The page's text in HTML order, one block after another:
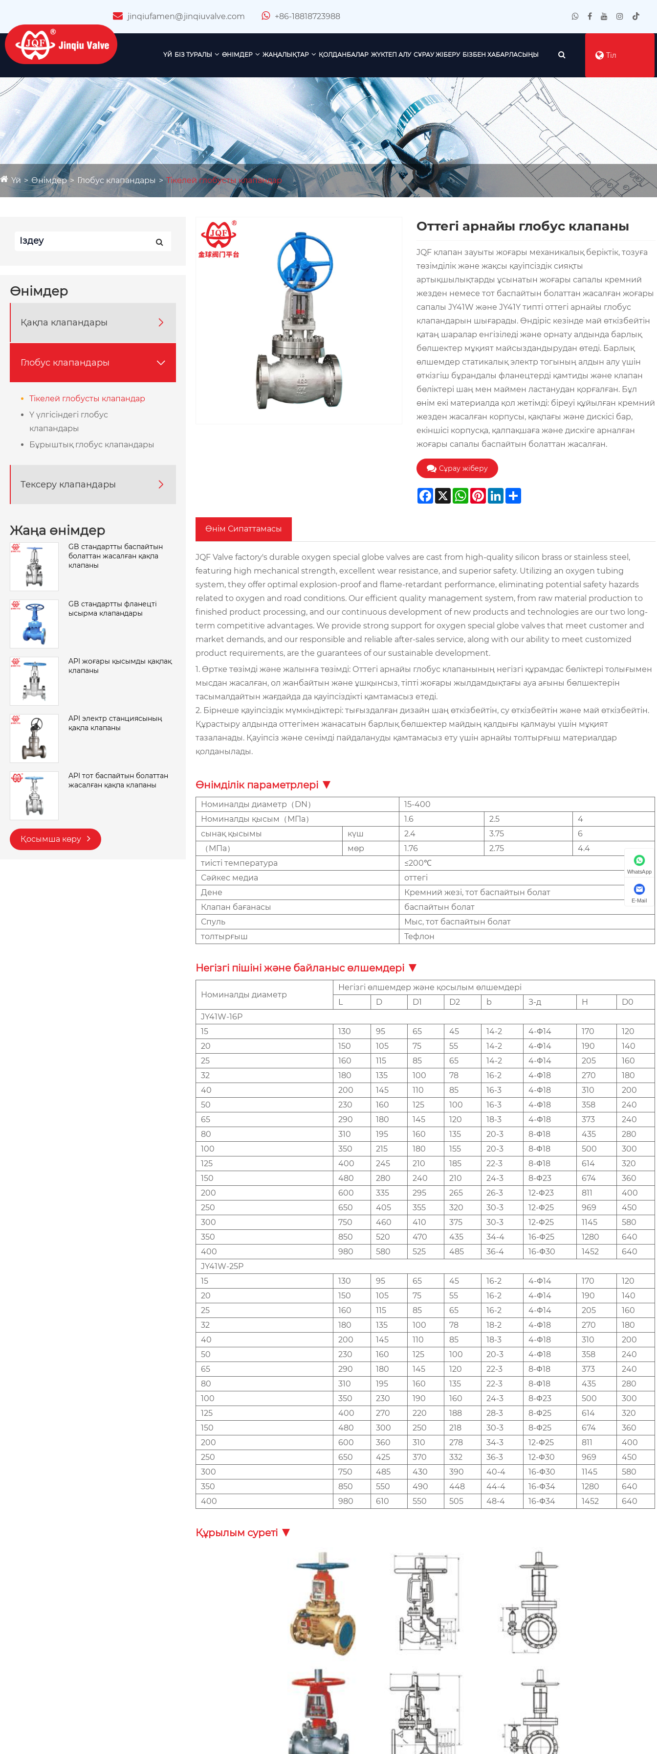
jinqiufamen@jinqiuvalve.com +86-18818723988
ҮЙ БІЗ ТУРАЛЫ ӨНІМДЕР ЖАҢАЛЫҚТАР ҚОЛДАНБАЛАР ЖҮКТЕП АЛУ СҰРАУ ЖІБЕРУ БІЗБЕН ХАБАРЛАСЫҢЫ Тіл
Үй Өнімдер Глобус клапандары Тікелей глобусты клапандар
Өнімдер
Қақпа клапандары 
Глобус клапандары 
Тікелей глобусты клапандар
Y үлгісіндегі глобус
клапандары
Бұрыштық глобус клапандары
Тексеру клапандары 
Жаңа өнімдер
GB стандартты баспайтын
болаттан жасалған қақпа
клапаны
GB стандартты фланецті
ысырма клапандары
API жоғары қысымды қақпақ
клапаны
API электр станциясының
қақпа клапаны
API тот баспайтын болаттан
жасалған қақпа клапаны
Қосымша көру
Оттегі арнайы глобус клапаны
JQF клапан зауыты жоғары механикалық беріктік, тозуға
төзімділік және жақсы қауіпсіздік сияқты
артықшылықтарды ұсынатын жоғары сапалы кремний
жезден немесе тот баспайтын болаттан жасалған жоғары
сапалы JY41W және JY41Y типті оттегі арнайы глобус
клапандарын шығарады. Өндіріс кезінде май өткізбейтін
қатаң шаралар енгізіледі және орнату алдында барлық
бөлшектер мұқият майсыздандырудан өтеді. Барлық
өлшемдер статикалық электр тогының алдын алу үшін
өткізгіш бұрандалы фланецтерді қамтиды және клапан
бөліктері шаң мен маймен ластанудан қорғалған. Бұл
өнім екі материалда қол жетімді: біреуі құйылған кремний
жезден жасалған корпусы, қақпағы және дискісі бар,
екіншісі корпусқа, қалпақшаға және дискіге арналған
жоғары сапалы баспайтын болаттан жасалған.
Сұрау жіберу
Facebook
X WhatsApp
Pinterest
LinkedIn
Share
Өнім Сипаттамасы
JQF Valve factory's durable oxygen special globe valves are cast from high-quality silicon brass or stainless steel,
featuring high mechanical strength, excellent wear resistance, and superior safety. Utilizing an oxygen tubing
system, they offer optimal explosion-proof and flame-retardant performance, eliminating potential safety hazards
related to oxygen and road conditions. Our efficient quality management system, from raw material production to
finished product processing, and our continuous development of new products and technologies are our two long-
term competitive advantages. We provide strong support for oxygen special globe valves that meet customer and
market demands, and our responsible and reliable after-sales service, along with our ability to meet customized
product requirements, are the guarantees of our sustainable development.
1. Өртке төзімді және жалынға төзімді: Оттегі арнайы глобус клапанының негізгі құрамдас бөліктері толығымен
мысдан жасалған, ол жанбайтын және ұшқынсыз, тіпті жоғары жылдамдықтағы ауа ағыны бөлшектерін
тасымалдайтын жағдайда да қауіпсіздікті қамтамасыз етеді.
2. Бірнеше қауіпсіздік мүмкіндіктері: тығыздалған дизайн шаң өткізбейтін, су өткізбейтін және май өткізбейтін.
Құрастыру алдында оттегімен жанасатын барлық бөлшектер майдың қалдығы қалмауы үшін мұқият
тазаланады. Қауіпсіз және сенімді пайдалануды қамтамасыз ету үшін арнайы толтырғыш материалдар
қолданылады.
Өнімділік параметрлері
Номиналды диаметр（DN）
15-400
Номиналды қысым（МПа）
1.6 2.5
4
сынақ қысымы
күш 2.4 3.75
6
（МПа）
мөр 1.76 2.75
4.4
тиісті температура
≤200℃
Сәйкес медиа
оттегі
Дене
Кремний жезі, тот баспайтын болат
Клапан бағанасы
баспайтын болат
Спуль
Мыс, тот баспайтын болат
толтырғыш
Тефлон
Негізгі пішіні және байланыс өлшемдері
Номиналды диаметр
Негізгі өлшемдер және қосылым өлшемдері
L
D D1 D2 b З-д H
D0
JY41W-16P
15
130 95 65 45 14-2 4-Φ14 170
120
20
150 105 75 55 14-2 4-Φ14 190
140
25
160 115 85 65 14-2 4-Φ14 205
160
32
180 135 100 78 16-2 4-Φ18 270
180
40
200 145 110 85 16-3 4-Φ18 310
200
50
230 160 125 100 16-3 4-Φ18 358
240
65
290 180 145 120 18-3 4-Φ18 373
240
80
310 195 160 135 20-3 8-Φ18 435
280
100
350 215 180 155 20-3 8-Φ18 500
300
125
400 245 210 185 22-3 8-Φ18 614
320
150
480 280 240 210 24-3 8-Φ23 674
360
200
600 335 295 265 26-3 12-Φ23 811
400
250
650 405 355 320 30-3 12-Φ25 969
450
300
750 460 410 375 30-3 12-Φ25 1145
580
350
850 520 470 435 34-4 16-Φ25 1280
640
400
980 580 525 485 36-4 16-Φ30 1452
640
JY41W-25P
15
130 95 65 45 16-2 4-Φ14 170
120
20
150 105 75 55 16-2 4-Φ14 190
140
25
160 115 85 65 16-2 4-Φ14 205
160
32
180 135 100 78 18-2 4-Φ18 270
180
40
200 145 110 85 18-3 4-Φ18 310
200
50
230 160 125 100 20-3 4-Φ18 358
240
65
290 180 145 120 22-3 8-Φ18 373
240
80
310 195 160 135 22-3 8-Φ18 435
280
100
350 230 190 160 24-3 8-Φ23 500
300
125
400 270 220 188 28-3 8-Φ25 614
320
150
480 300 250 218 30-3 8-Φ25 674
360
200
600 360 310 278 34-3 12-Φ25 811
400
250
650 425 370 332 36-3 12-Φ30 969
450
300
750 485 430 390 40-4 16-Φ30 1145
580
350
850 550 490 448 44-4 16-Φ34 1280
640
400
980 610 550 505 48-4 16-Φ34 1452 640
Құрылым суреті
WhatsApp
E-Mail